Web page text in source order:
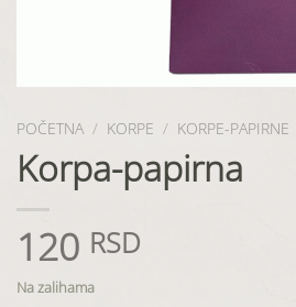
POČETNA / KORPE / KORPE-PAPIRNE
Korpa-papirna
120 RSD
Na zalihama